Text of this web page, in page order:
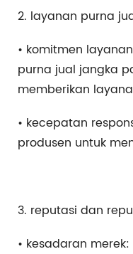
2. layanan purna
• komitmen
purna jual jangka
memberikan
• kecepatan
produsen untuk
3. reputasi dan
• kesadaran